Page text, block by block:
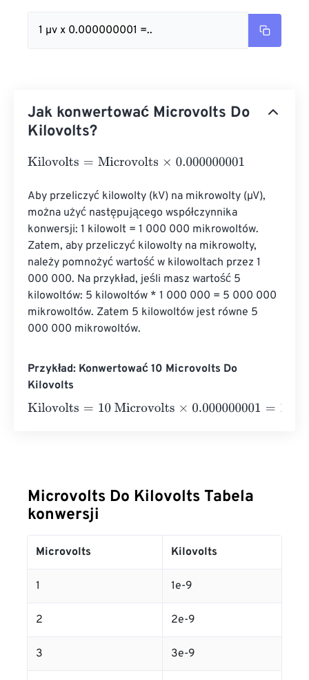
1 µv x 0.000000001 =..
Jak konwertować Microvolts Do
Kilovolts?
Kilovolts=Microvolts×0.000000001
Aby przeliczyć kilowolty (kV) na mikrowolty (µV),
można użyć następującego współczynnika
konwersji: 1 kilowolt = 1 000 000 mikrowoltów.
Zatem, aby przeliczyć kilowolty na mikrowolty,
należy pomnożyć wartość w kilowoltach przez 1
000 000. Na przykład, jeśli masz wartość 5
kilowoltów: 5 kilowoltów * 1 000 000 = 5 000 000
mikrowoltów. Zatem 5 kilowoltów jest równe 5
000 000 mikrowoltów.
Przykład: Konwertować 10 Microvolts Do
Kilovolts
Kilovolts=10 Microvolts×0.000000001=1e-8 Kilovolts
Microvolts Do Kilovolts Tabela
konwersji
Microvolts Kilovolts
1 1e-9
2 2e-9
3 3e-9